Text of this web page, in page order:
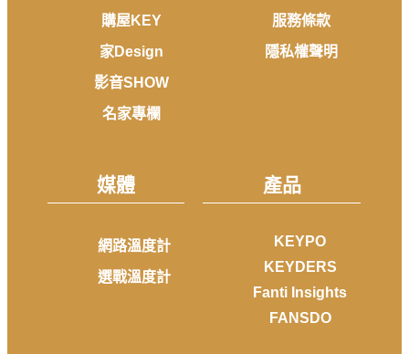
購屋KEY
家Design
影音SHOW
名家專欄
服務條款
隱私權聲明
媒體
網路溫度計
選戰溫度計
產品
KEYPO
KEYDERS
Fanti Insights
FANSDO